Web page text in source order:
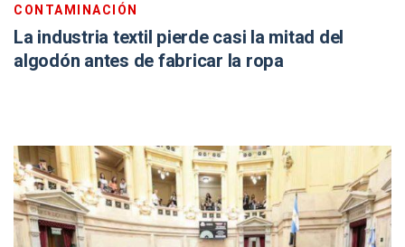
CONTAMINACIÓN
La industria textil pierde casi la mitad del
algodón antes de fabricar la ropa